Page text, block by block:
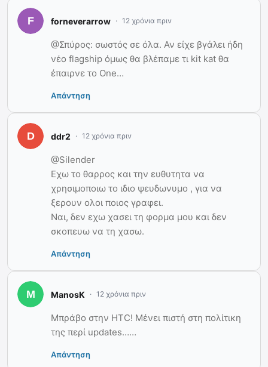
forneverarrow 12 χρόνια πριν
@Σπύρος: σωστός σε όλα. Αν είχε βγάλει ήδη
νέο flagship όμως θα βλέπαμε τι kit kat θα
έπαιρνε το One…
Απάντηση
ddr2 12 χρόνια πριν
@Silender
Εχω το θαρρος και την ευθυτητα να
χρησιμοποιω το ιδιο ψευδωνυμο , για να
ξερουν ολοι ποιος γραφει.
Ναι, δεν εχω χασει τη φορμα μου και δεν
σκοπευω να τη χασω.
Απάντηση
ManosK 12 χρόνια πριν
Μπράβο στην HTC! Μένει πιστή στη πολίτικη
της περί updates……
Απάντηση